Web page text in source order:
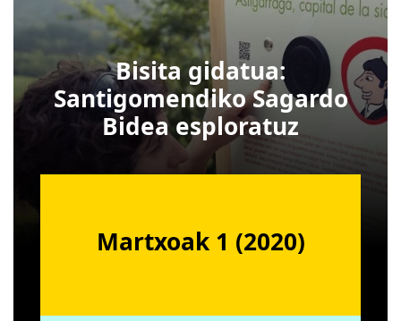
Bisita gidatua:
Santigomendiko Sagardo
Bidea esploratuz
Martxoak 1 (2020)